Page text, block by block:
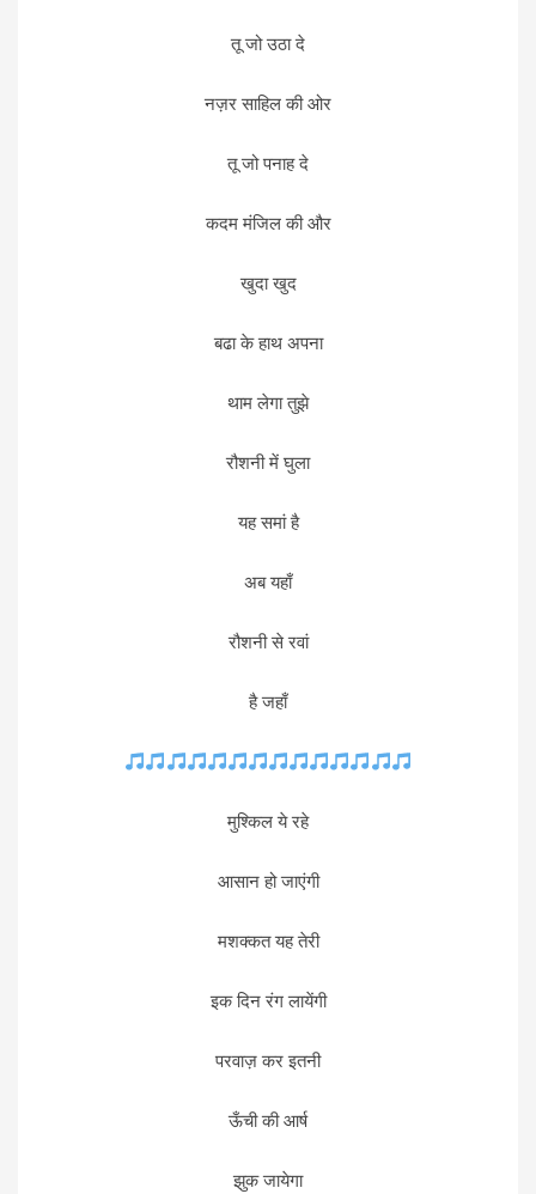
तू जो उठा दे
नज़र साहिल की ओर
तू जो पनाह दे
कदम मंजिल की और
खुदा खुद
बढा के हाथ अपना
थाम लेगा तुझे
रौशनी में घुला
यह समां है
अब यहाँ
रौशनी से रवां
है जहाँ
मुश्किल ये रहे
आसान हो जाएंगी
मशक्कत यह तेरी
इक दिन रंग लायेंगी
परवाज़ कर इतनी
ऊँची की आर्ष
झुक जायेगा